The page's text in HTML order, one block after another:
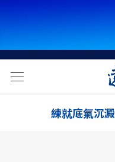
練就底氣沉澱